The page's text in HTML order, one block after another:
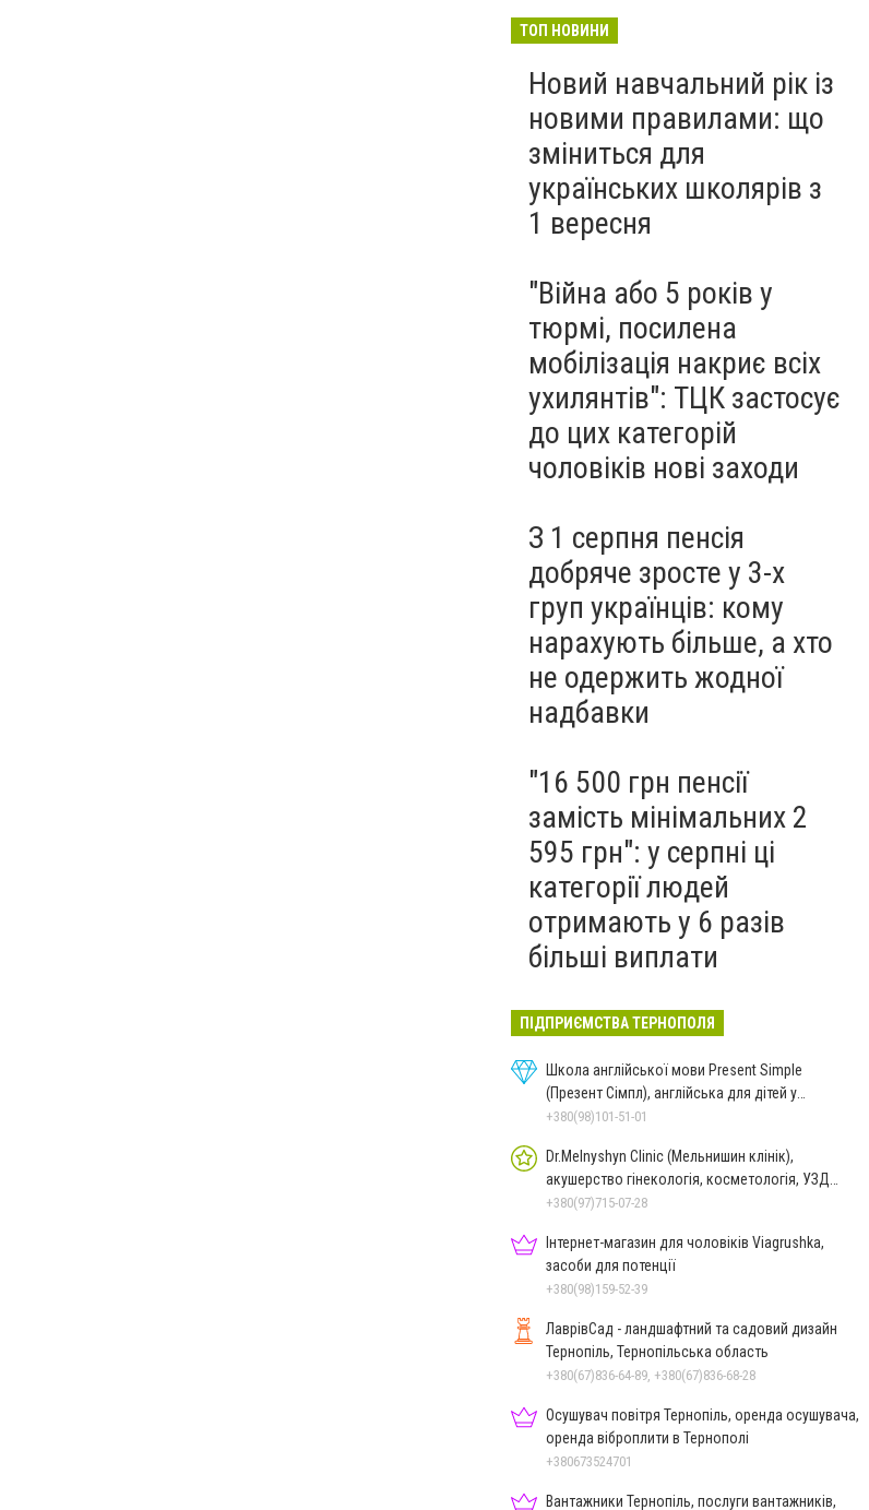
побаченого у парку (ВІДЕО)
ТОП НОВИНИ
Новий навчальний рік із
новими правилами: що
зміниться для
українських школярів з
1 вересня
"Війна або 5 років у
тюрмі, посилена
мобілізація накриє всіх
ухилянтів": ТЦК застосує
до цих категорій
чоловіків нові заходи
З 1 серпня пенсія
добряче зросте у 3-х
груп українців: кому
нарахують більше, а хто
не одержить жодної
надбавки
"16 500 грн пенсії
замість мінімальних 2
595 грн": у серпні ці
категорії людей
отримають у 6 разів
більші виплати
ПІДПРИЄМСТВА ТЕРНОПОЛЯ
Школа англійської мови Present Simple
(Презент Сімпл), англійська для дітей у
Тернополі
+380(98)101-51-01
Dr.Melnyshyn Clinic (Мельнишин клінік),
акушерство гінекологія, косметологія, УЗД
Теребовля
+380(97)715-07-28
Інтернет-магазин для чоловіків Viagrushka,
засоби для потенції
+380(98)159-52-39
ЛаврівСад - ландшафтний та садовий дизайн
Тернопіль, Тернопільська область
+380(67)836-64-89, +380(67)836-68-28
Осушувач повітря Тернопіль, оренда осушувача,
оренда віброплити в Тернополі
+380673524701
Вантажники Тернопіль, послуги вантажників,